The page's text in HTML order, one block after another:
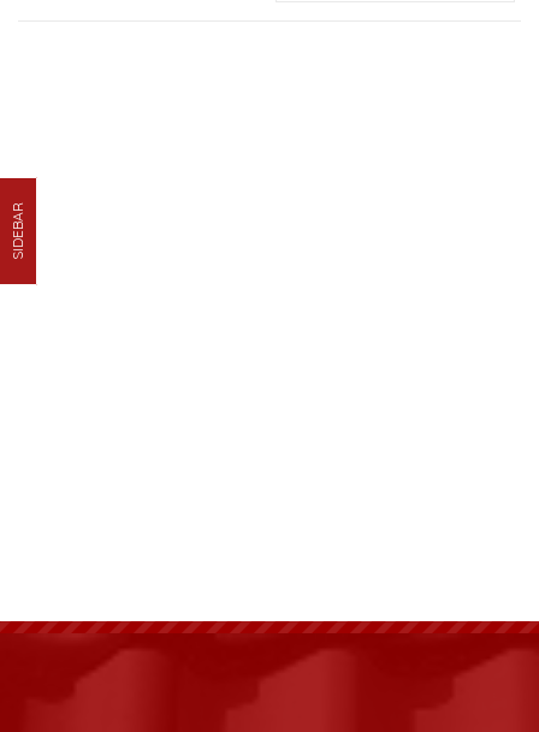
SIDEBAR